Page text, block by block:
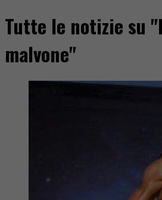
Tutte le notizie su
malvone"